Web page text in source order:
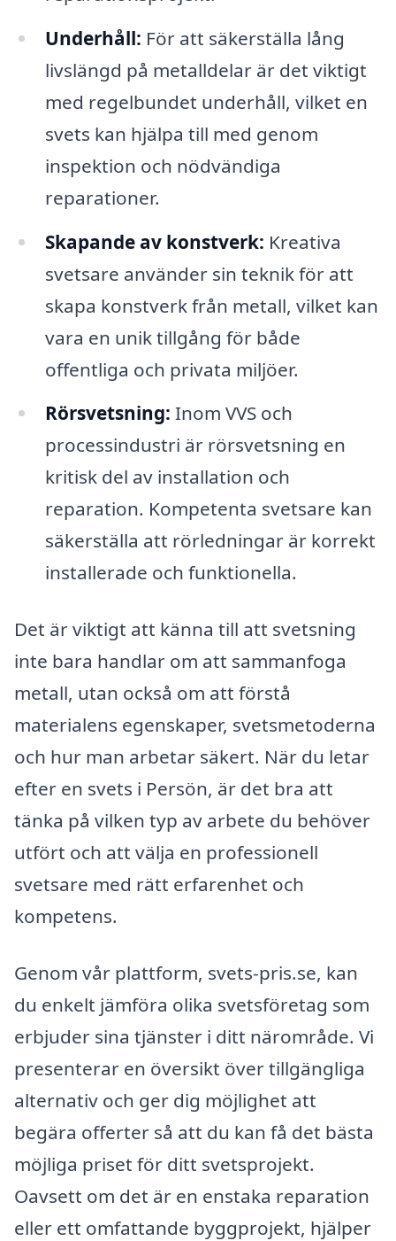
Underhåll: För att säkerställa lång
livslängd på metalldelar är det viktigt
med regelbundet underhåll, vilket en
svets kan hjälpa till med genom
inspektion och nödvändiga
reparationer.
Skapande av konstverk: Kreativa
svetsare använder sin teknik för att
skapa konstverk från metall, vilket kan
vara en unik tillgång för både
offentliga och privata miljöer.
Rörsvetsning: Inom VVS och
processindustri är rörsvetsning en
kritisk del av installation och
reparation. Kompetenta svetsare kan
säkerställa att rörledningar är korrekt
installerade och funktionella.
Det är viktigt att känna till att svetsning
inte bara handlar om att sammanfoga
metall, utan också om att förstå
materialens egenskaper, svetsmetoderna
och hur man arbetar säkert. När du letar
efter en svets i Persön, är det bra att
tänka på vilken typ av arbete du behöver
utfört och att välja en professionell
svetsare med rätt erfarenhet och
kompetens.
Genom vår plattform, svets-pris.se, kan
du enkelt jämföra olika svetsföretag som
erbjuder sina tjänster i ditt närområde. Vi
presenterar en översikt över tillgängliga
alternativ och ger dig möjlighet att
begära offerter så att du kan få det bästa
möjliga priset för ditt svetsprojekt.
Oavsett om det är en enstaka reparation
eller ett omfattande byggprojekt, hjälper